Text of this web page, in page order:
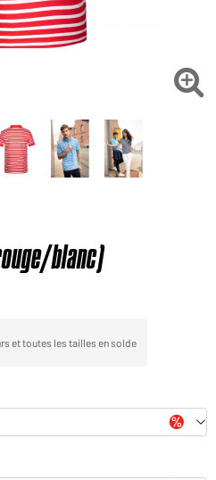
produits pour votre besoin

blanc)
et toutes les tailles en solde